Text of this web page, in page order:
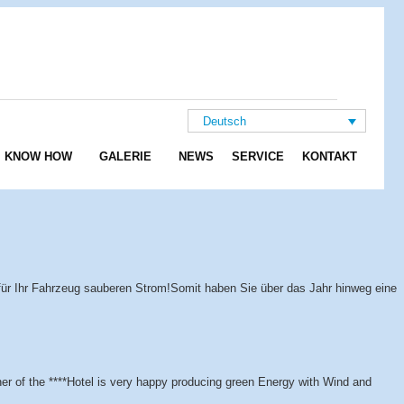
Deutsch
KNOW HOW GALERIE NEWS SERVICE KONTAKT
Ihr Fahrzeug sauberen Strom!Somit haben Sie über das Jahr hinweg eine
of the ****Hotel is very happy producing green Energy with Wind and